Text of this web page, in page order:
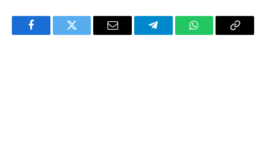
FacebookTwitter Email TelegramWhatsAppCopy